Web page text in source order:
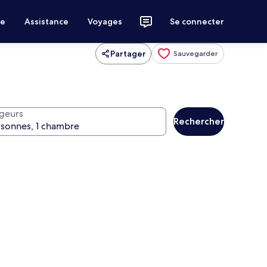
Assistance Voyages Se connecter
Partager Sauvegarder
Rechercher